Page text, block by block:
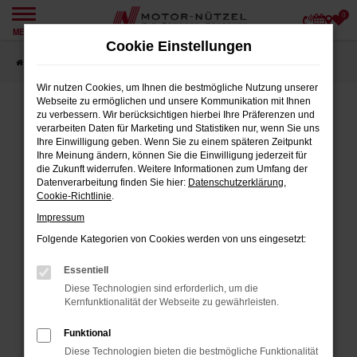
Zum
springen
MENÜ
0
FEHLER: NETWORK ERROR
Beim Laden ist ein Fehler aufgetreten.
Hier sind ein paar Tipps, die dir helfen können:
Überprüfe deine Firewall und deine
Internetverbindung.
Prüfe deine Browsererweiterungen.
können das Laden bestimmter Seiten
Cookie Einstellungen
Wir nutzen Cookies, um Ihnen die bestmögliche Nutzung unserer
Webseite zu ermöglichen und unsere Kommunikation mit Ihnen
zu verbessern. Wir berücksichtigen hierbei Ihre Präferenzen und
verarbeiten Daten für Marketing und Statistiken nur, wenn Sie uns
Ihre Einwilligung geben. Wenn Sie zu einem späteren Zeitpunkt
Ihre Meinung ändern, können Sie die Einwilligung jederzeit für
die Zukunft widerrufen. Weitere Informationen zum Umfang der
Datenverarbeitung finden Sie hier: Datenschutzerklärung,
Cookie-Richtlinie.
Impressum
Folgende Kategorien von Cookies werden von uns eingesetzt:
Essentiell
Diese Technologien sind erforderlich, um die
Kernfunktionalität der Webseite zu gewährleisten.
Funktional
Diese Technologien bieten die bestmögliche Funktionalität